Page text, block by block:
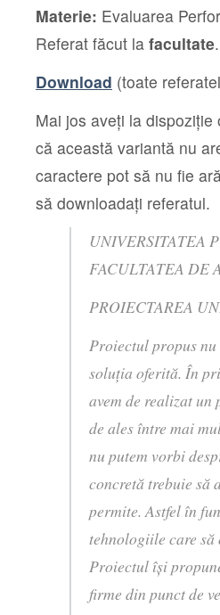
Materie: Evaluarea
Referat făcut la facultate.
Download (toate
Mai jos aveţi la
că această variantă nu
caractere pot să nu fie
să downloadaţi referatul.
UNIVERSITATEA
FACULTATEA DE
PROIECTAREA
Proiectul propus nu
soluţia oferită. În
avem de realizat
de ales între mai
nu putem vorbi
concretă trebuie să
permite. Astfel în
tehnologiile care
Proiectul îşi
firme din punct de